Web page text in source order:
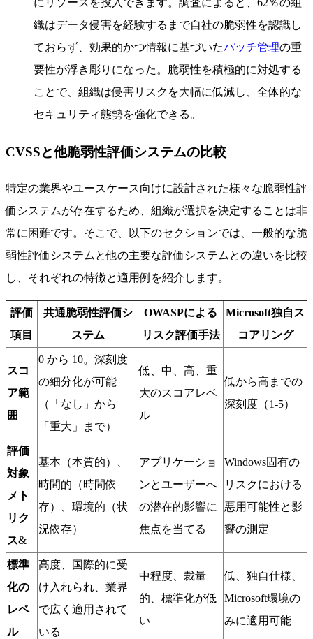
にリソースを投入できます。調査によると、62％の組
織はデータ侵害を経験するまで自社の脆弱性を認識し
ておらず、効果的かつ情報に基づいたパッチ管理の重
要性が浮き彫りになった。脆弱性を積極的に対処する
ことで、組織は侵害リスクを大幅に低減し、全体的な
セキュリティ態勢を強化できる。
CVSSと他脆弱性評価システムの比較
特定の業界やユースケース向けに設計された様々な脆弱性評
価システムが存在するため、組織が選択を決定することは非
常に困難です。そこで、以下のセクションでは、一般的な脆
弱性評価システムと他の主要な評価システムとの違いを比較
し、それぞれの特徴と適用例を紹介します。
評価
項目
共通脆弱性評価シ
ステム
OWASPによる
リスク評価手法
Microsoft独自ス
コアリング
スコ
ア範
囲
0 から 10。深刻度
の細分化が可能
（「なし」から
「重大」まで）
低、中、高、重
大のスコアレベ
ル
低から高までの
深刻度（1-5）
評価
対象
メト
リク
ス&
基本（本質的）、
時間的（時間依
存）、環境的（状
況依存）
アプリケーショ
ンとユーザーへ
の潜在的影響に
焦点を当てる
Windows固有の
リスクにおける
悪用可能性と影
響の測定
標準
化の
レベ
ル
高度、国際的に受
け入れられ、業界
で広く適用されて
いる
中程度、裁量
的、標準化が低
い
低、独自仕様、
Microsoft環境の
みに適用可能